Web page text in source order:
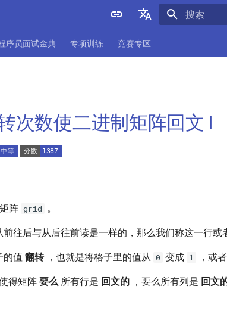
English
序员面试金典 专项训练 竞赛专区
次数使二进制矩阵回文 I
阵 grid 。
往后与从后往前读是一样的，那么我们称这一行
的值 翻转，也就是将格子里的值从 0 变成 1 ，或
得矩阵 要么 所有行是 回文的 ，要么所有列是 回文